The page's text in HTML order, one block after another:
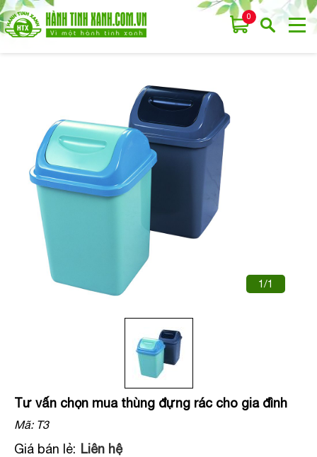
0
1/1
Tư vấn chọn mua thùng đựng rác cho gia đình
Mã:T3
Giá bán lẻ: Liên hệ